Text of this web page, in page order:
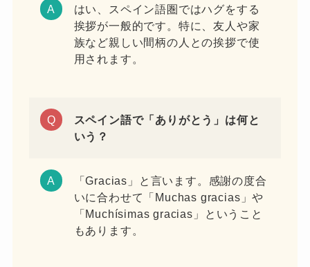
はい、スペイン語圏ではハグをする
挨拶が一般的です。特に、友人や家
族など親しい間柄の人との挨拶で使
用されます。
スペイン語で「ありがとう」は何と
いう？
「Gracias」と言います。感謝の度合
いに合わせて「Muchas gracias」や
「Muchísimas gracias」ということ
もあります。